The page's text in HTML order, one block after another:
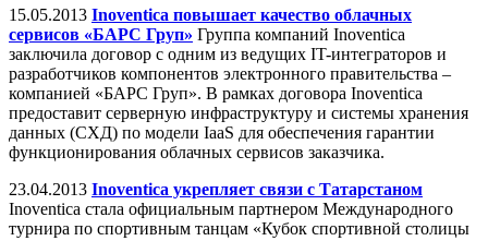
15.05.2013 Inoventica повышает качество облачных
сервисов «БАРС Груп» Группа компаний Inoventica
заключила договор с одним из ведущих IT-интеграторов и
разработчиков компонентов электронного правительства –
компанией «БАРС Груп». В рамках договора Inoventica
предоставит серверную инфраструктуру и системы хранения
данных (СХД) по модели IaaS для обеспечения гарантии
функционирования облачных сервисов заказчика.
23.04.2013 Inoventica укрепляет связи с Татарстаном
Inoventica стала официальным партнером Международного
турнира по спортивным танцам «Кубок спортивной столицы